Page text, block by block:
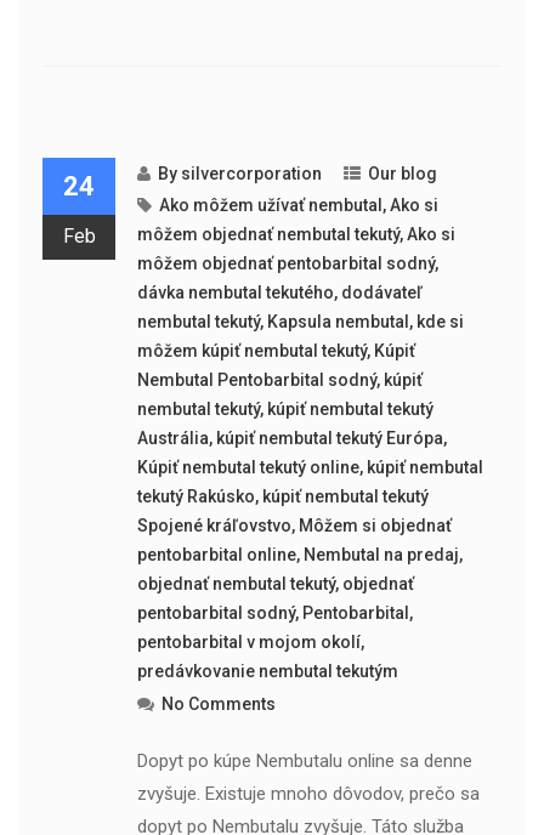
24
Feb
By silvercorporation
Our blog
Ako môžem užívať nembutal ,Ako si
môžem objednať nembutal tekutý,Ako si
môžem objednať pentobarbital sodný,
dávka nembutal tekutého, dodávateľ
nembutal tekutý, Kapsula nembutal , kde si
môžem kúpiť nembutal tekutý, Kúpiť
Nembutal Pentobarbital sodný, kúpiť
nembutal tekutý, kúpiť nembutal tekutý
Austrália, kúpiť nembutal tekutý Európa,
Kúpiť nembutal tekutý online, kúpiť nembutal
tekutý Rakúsko, kúpiť nembutal tekutý
Spojené kráľovstvo, Môžem si objednať
pentobarbital online, Nembutal na predaj,
objednať nembutal tekutý, objednať
pentobarbital sodný, Pentobarbital ,
pentobarbital v mojom okolí,
predávkovanie nembutal tekutým
No Comments
Dopyt po kúpe Nembutalu online sa denne
zvyšuje. Existuje mnoho dôvodov, prečo sa
dopyt po Nembutalu zvyšuje. Táto služba